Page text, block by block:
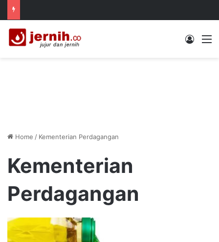
Log In
Home / Kementerian Perdagangan
Kementerian
Perdagangan